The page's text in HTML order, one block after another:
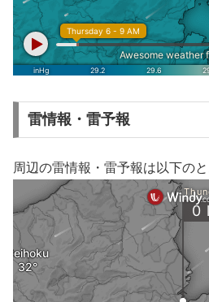
雷情報・雷予報
周辺の雷情報・雷予報は以下のと